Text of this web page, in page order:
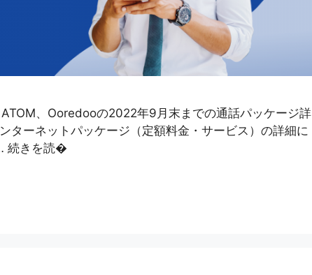
、Ooredooの2022年9月末までの通話パッケージ詳
ターネットパッケージ（定額料金・サービス）の詳細に
続きを読�